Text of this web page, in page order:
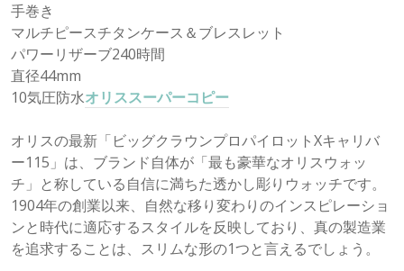
手巻き
マルチピースチタンケース＆ブレスレット
パワーリザーブ240時間
直径44mm
10気圧防水オリススーパーコピー
オリスの最新「ビッグクラウンプロパイロットXキャリバ
ー115」は、ブランド自体が「最も豪華なオリスウォッ
チ」と称している自信に満ちた透かし彫りウォッチです。
1904年の創業以来、自然な移り変わりのインスピレーショ
ンと時代に適応するスタイルを反映しており、真の製造業
を追求することは、スリムな形の1つと言えるでしょう。